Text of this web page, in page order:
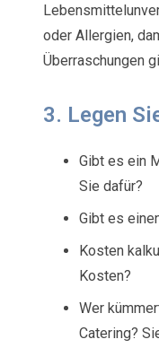
oder Allergien,
Überraschungen
3. Legen
Gibt es ein
Sie dafür?
Gibt es
Kosten
Kosten?
Wer
Catering?